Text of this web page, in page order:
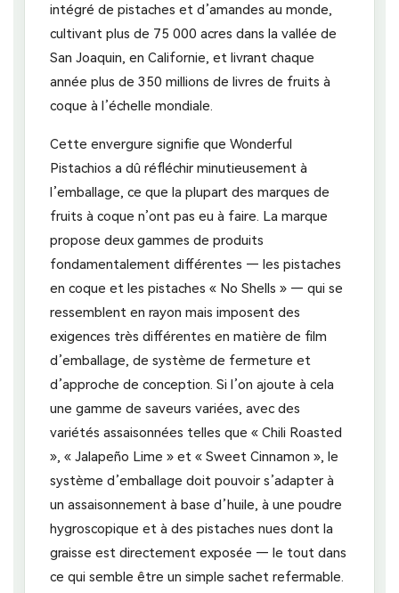
intégré de pistaches et d’amandes au monde,
cultivant plus de 75 000 acres dans la vallée de
San Joaquin, en Californie, et livrant chaque
année plus de 350 millions de livres de fruits à
coque à l’échelle mondiale.
Cette envergure signifie que Wonderful
Pistachios a dû réfléchir minutieusement à
l’emballage, ce que la plupart des marques de
fruits à coque n’ont pas eu à faire. La marque
propose deux gammes de produits
fondamentalement différentes — les pistaches
en coque et les pistaches « No Shells » — qui se
ressemblent en rayon mais imposent des
exigences très différentes en matière de film
d’emballage, de système de fermeture et
d’approche de conception. Si l’on ajoute à cela
une gamme de saveurs variées, avec des
variétés assaisonnées telles que « Chili Roasted
», « Jalapeño Lime » et « Sweet Cinnamon », le
système d’emballage doit pouvoir s’adapter à
un assaisonnement à base d’huile, à une poudre
hygroscopique et à des pistaches nues dont la
graisse est directement exposée — le tout dans
ce qui semble être un simple sachet refermable.